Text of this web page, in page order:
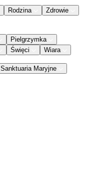
Rodzina
Zdrowie
Pielgrzymka
Święci Wiara
Sanktuaria Maryjne